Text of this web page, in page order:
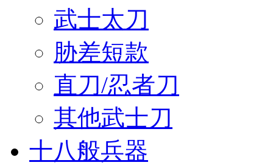
武士太刀
胁差短款
直刀/忍者刀
其他武士刀
十八般兵器